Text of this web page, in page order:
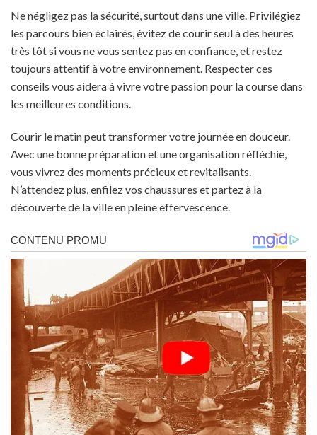
Ne négligez pas la sécurité, surtout dans une ville. Privilégiez
les parcours bien éclairés, évitez de courir seul à des heures
très tôt si vous ne vous sentez pas en confiance, et restez
toujours attentif à votre environnement. Respecter ces
conseils vous aidera à vivre votre passion pour la course dans
les meilleures conditions.
Courir le matin peut transformer votre journée en douceur.
Avec une bonne préparation et une organisation réfléchie,
vous vivrez des moments précieux et revitalisants.
N’attendez plus, enfilez vos chaussures et partez à la
découverte de la ville en pleine effervescence.